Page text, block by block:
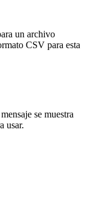
un archivo
CSV para esta
se muestra
usar.